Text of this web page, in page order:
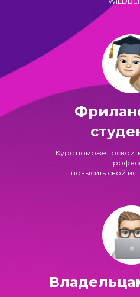
Курс поможет
повысить свой